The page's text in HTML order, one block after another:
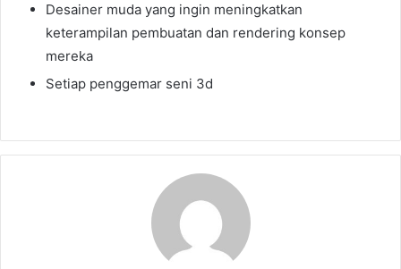
Desainer muda yang ingin meningkatkan
keterampilan pembuatan dan rendering konsep
mereka
Setiap penggemar seni 3d